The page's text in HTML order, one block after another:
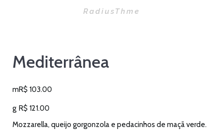
Mediterrânea
mR$ 103.00
g R$ 121.00
Mozzarella, queijo gorgonzola e pedacinhos de maçã verde.